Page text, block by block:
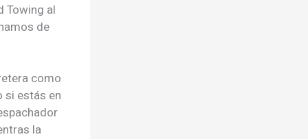
Towing al
de
como
si estás en
la